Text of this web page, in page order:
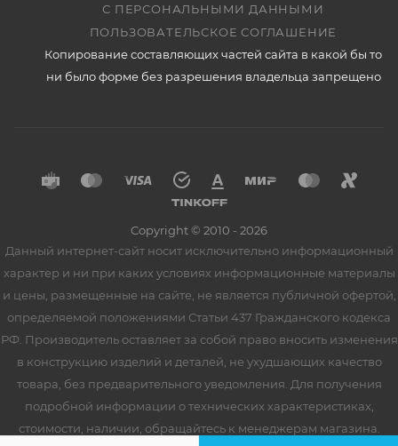
С ПЕРСОНАЛЬНЫМИ ДАННЫМИ
ПОЛЬЗОВАТЕЛЬСКОЕ СОГЛАШЕНИЕ
Копирование составляющих частей сайта в какой бы то
ни было форме без разрешения владельца запрещено
Copyright © 2010 - 2026
Данный интернет-сайт носит исключительно информационный
характер и ни при каких условиях информационные материалы
и цены, размещенные на сайте, не является публичной офертой,
определяемой положениями Статьи 437 Гражданского кодекса
РФ. Производитель оставляет за собой право вносить изменения
в конструкцию изделий и деталей, не ухудшающих качество
товара, без предварительного уведомления. Для получения
подробной информации о технических характеристиках,
стоимости, наличии, обращайтесь к менеджерам магазина.